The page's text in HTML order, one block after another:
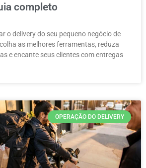
completo
o delivery do seu pequeno negócio de
as melhores ferramentas, reduza
e encante seus clientes com entregas
OPERAÇÃO DO DELIVERY